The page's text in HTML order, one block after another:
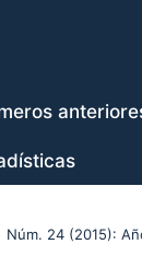
Núm. 24 (2015):